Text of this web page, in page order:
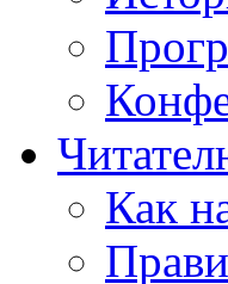
Как